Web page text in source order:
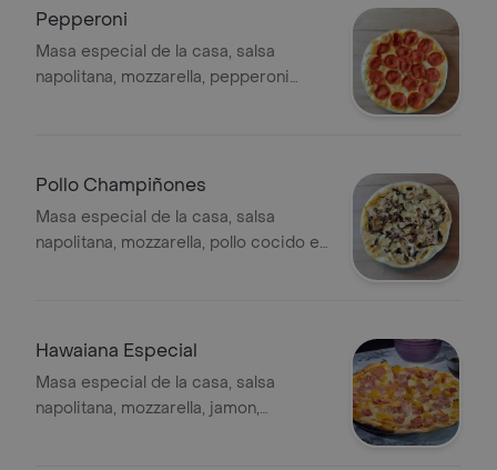
Pepperoni
Masa especial de la casa, salsa
napolitana, mozzarella, pepperoni
Pollo Champiñones
Masa especial de la casa, salsa
napolitana, mozzarella, pollo cocido en
Hawaiana Especial
Masa especial de la casa, salsa
napolitana, mozzarella, jamon,